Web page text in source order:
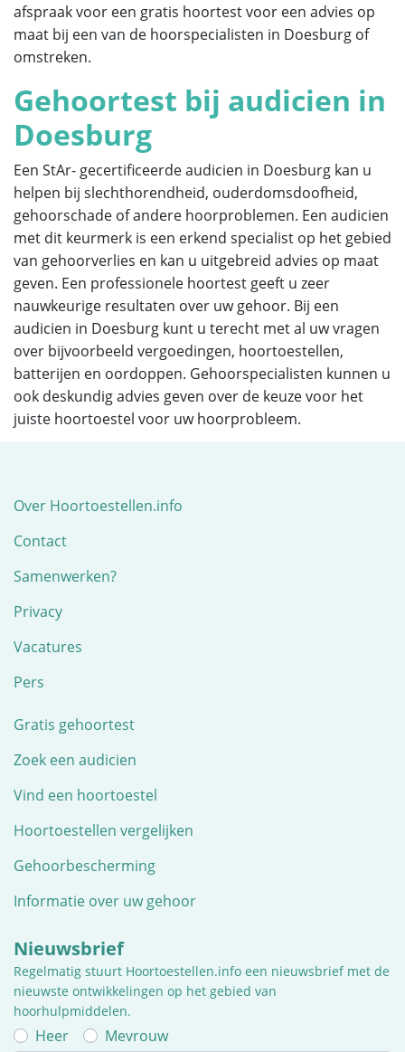
afspraak voor een gratis hoortest voor een advies op
maat bij een van de hoorspecialisten in Doesburg of
omstreken.
Gehoortest bij audicien in
Doesburg
Een StAr- gecertificeerde audicien in Doesburg kan u
helpen bij slechthorendheid, ouderdomsdoofheid,
gehoorschade of andere hoorproblemen. Een audicien
met dit keurmerk is een erkend specialist op het gebied
van gehoorverlies en kan u uitgebreid advies op maat
geven. Een professionele hoortest geeft u zeer
nauwkeurige resultaten over uw gehoor. Bij een
audicien in Doesburg kunt u terecht met al uw vragen
over bijvoorbeeld vergoedingen, hoortoestellen,
batterijen en oordoppen. Gehoorspecialisten kunnen u
ook deskundig advies geven over de keuze voor het
juiste hoortoestel voor uw hoorprobleem.
Over Hoortoestellen.info
Contact
Samenwerken?
Privacy
Vacatures
Pers
Gratis gehoortest
Zoek een audicien
Vind een hoortoestel
Hoortoestellen vergelijken
Gehoorbescherming
Informatie over uw gehoor
Nieuwsbrief
Regelmatig stuurt Hoortoestellen.info een nieuwsbrief met de
nieuwste ontwikkelingen op het gebied van
hoorhulpmiddelen.
Heer Mevrouw